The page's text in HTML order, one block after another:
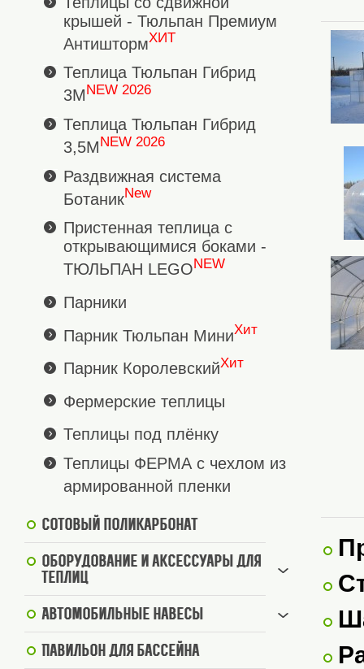
крышей - Тюльпан Премиум
АнтиштормХИТ
Теплица Тюльпан Гибрид
3М NEW 2026
Теплица Тюльпан Гибрид
3,5МNEW 2026
Раздвижная система
БотаникNew
Пристенная теплица с
открывающимися боками -
ТЮЛЬПАН LEGONEW
Парники
Парник Тюльпан МиниХит
Парник КоролевскийХит
Фермерские теплицы
Теплицы под плёнку
Теплицы ФЕРМА с чехлом из
армированной пленки
Сотовый поликарбонат
Оборудование и аксессуары для
теплиц
Автомобильные навесы
Павильон для бассейна